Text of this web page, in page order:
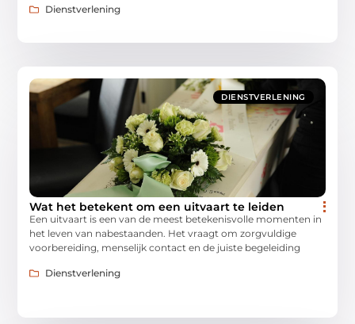
Dienstverlening
DIENSTVERLENING
Wat het betekent om een uitvaart te leiden
Een uitvaart is een van de meest betekenisvolle momenten in
het leven van nabestaanden. Het vraagt om zorgvuldige
voorbereiding, menselijk contact en de juiste begeleiding
Dienstverlening